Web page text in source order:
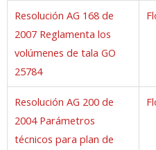
Resolución AG 168 de
2007 Reglamenta los
volúmenes de tala GO
25784
Resolución AG 200 de
2004 Parámetros
técnicos para plan de